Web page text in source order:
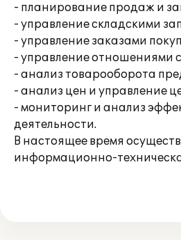
- планирование продаж и
- управление складскими
- управление заказами
- управление отношениями
- анализ товарооборота
- анализ цен и управление
- мониторинг и анализ
деятельности.
В настоящее время
информационно-